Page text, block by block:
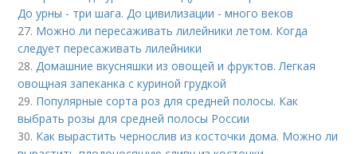
До урны - три шага. До цивилизации - много веков
27. Можно ли пересаживать лилейники летом. Когда
следует пересаживать лилейники
28.Домашние вкусняшки из овощей и фруктов. Легкая
овощная запеканка с куриной грудкой
29. Популярные сорта роз для средней полосы. Как
выбрать розы для средней полосы России
30. Как вырастить чернослив из косточки дома. Можно ли